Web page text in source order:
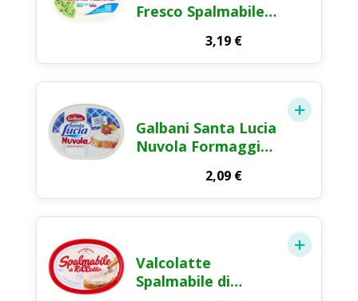
Fresco Spalmabile
Spalmabile 225g
3,19 €
Galbani Santa Lucia
Nuvola Formaggio
alla Ricotta 180g
2,09 €
Valcolatte
Spalmabile di